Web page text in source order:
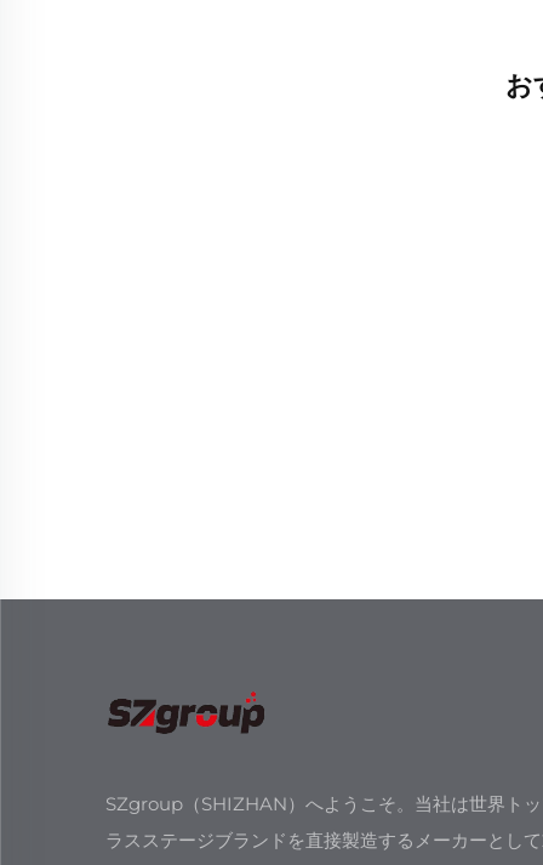
お
SZgroup（SHIZHAN）へようこそ。当社は世界トッ
ラスステージブランドを直接製造するメーカーとし